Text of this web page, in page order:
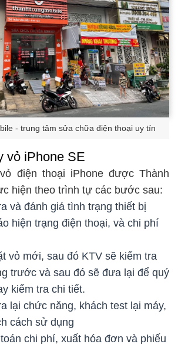
- trung tâm sửa chữa điện thoại uy tín
vỏ iPhone SE
điện thoại iPhone được Thành
hiện theo trình tự các bước sau:
và đánh giá tình trạng thiết bị
hiện trạng điện thoại, và chi phí
vỏ mới, sau đó KTV sẽ kiểm tra
trước và sau đó sẽ đưa lại để quý
kiểm tra chi tiết.
lại chức năng, khách test lại máy,
cách sử dụng
chi phí, xuất hóa đơn và phiếu